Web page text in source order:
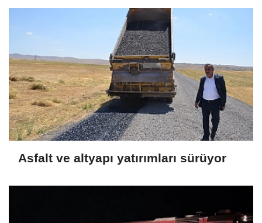
Asfalt ve altyapı yatırımları sürüyor